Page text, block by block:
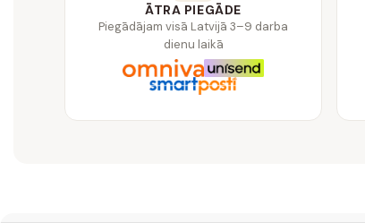
ĀTRA PIEGĀDE
Piegādājam visā Latvijā 3–9 darba
dienu laikā